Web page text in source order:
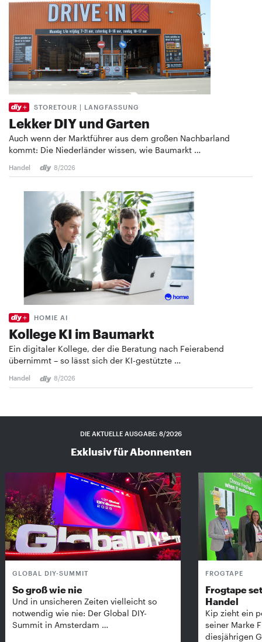
STORETOUR | LANGFASSUNG
Lekker DIY und Garten
Auch wenn der Marktführer aus dem großen Nachbarland
kommt: Die Niederländer wissen, wie Baumarkt …
Handel 8/2026
HOMIE AI
Kollege KI im Baumarkt
Ein digitaler Kollege, der die Beratung nach Feierabend
übernimmt – so lässt sich der KI-gestützte …
Handel 8/2026
DIE AKTUELLE AUSGABE: 8/2026
Exklusiv für Abonnenten
GLOBAL DIY-SUMMIT
So groß wie nie
Und in unsicheren Zeiten vielleicht so
notwendig wie nie: Der Global DIY-
Summit in Amsterdam …
FROGTAPE
Frogtape
Handel
Kip zieht ein
seiner Marke
diesjährigen